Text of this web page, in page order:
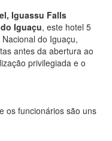
Iguassu Falls
Iguaçu, este hotel 5
do Iguaçu,
antes da abertura ao
privilegiada e o
os funcionários são uns